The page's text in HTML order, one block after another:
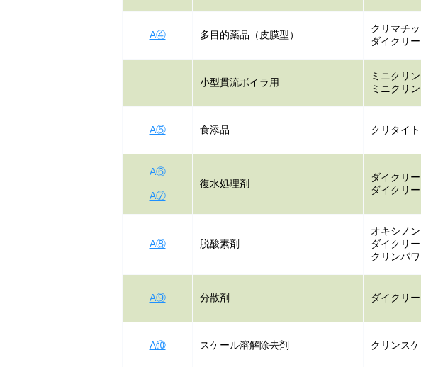
A④ 多目的薬品（皮膜型）
クリマチ
ダイクリ
小型貫流ボイラ用
ミニクリ
ミニクリ
A⑤ 食添品 クリタイト
A⑥
A⑦
復水処理剤
ダイクリ
ダイクリ
A⑧ 脱酸素剤
オキシノ
ダイクリー
クリンパ
A⑨ 分散剤 ダイクリ
A⑩ スケール溶解除去剤 クリンス